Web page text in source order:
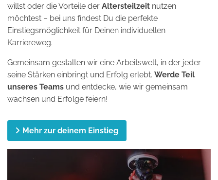
willst oder die Vorteile der Altersteilzeit nutzen
möchtest – bei uns findest Du die perfekte
Einstiegsmöglichkeit für Deinen individuellen
Karriereweg.
Gemeinsam gestalten wir eine Arbeitswelt, in der jeder
seine Stärken einbringt und Erfolg erlebt. Werde Teil
unseres Teams und entdecke, wie wir gemeinsam
wachsen und Erfolge feiern!
Mehr zur deinem Einstieg